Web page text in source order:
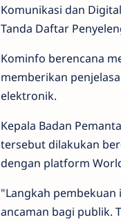
Komunikasi dan
Tanda Daftar
Kominfo berencana
memberikan
elektronik.
Kepala Badan
tersebut dilakukan
dengan platform
"Langkah
ancaman bagi publik.